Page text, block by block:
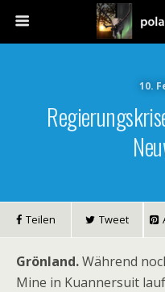
10.
Teilen Tweet
Grönland.Während
Mine in Kuannersuit